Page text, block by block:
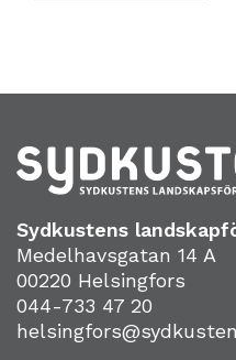
Sydkustens
Medelhavsgatan 14 A
00220 Helsingfors
044-733 47 20